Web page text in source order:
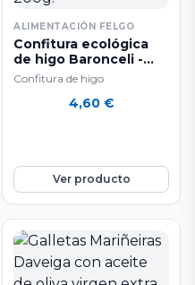
ALIMENTACIÓN FELGO
Confitura ecológica
de higo Baronceli -
200g.
Confitura de higo
4,60 €
Ver producto